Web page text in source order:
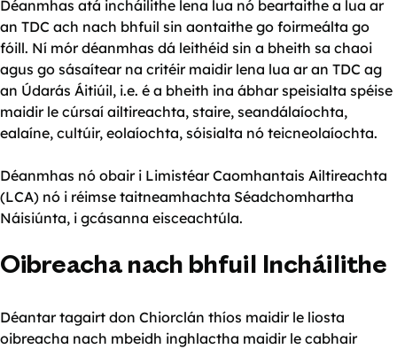
Déanmhas atá incháilithe lena lua nó beartaithe a lua ar
an TDC ach nach bhfuil sin aontaithe go foirmeálta go
fóill. Ní mór déanmhas dá leithéid sin a bheith sa chaoi
agus go sásaítear na critéir maidir lena lua ar an TDC ag
an Údarás Áitiúil, i.e. é a bheith ina ábhar speisialta spéise
maidir le cúrsaí ailtireachta, staire, seandálaíochta,
ealaíne, cultúir, eolaíochta, sóisialta nó teicneolaíochta.
Déanmhas nó obair i Limistéar Caomhantais Ailtireachta
(LCA) nó i réimse taitneamhachta Séadchomhartha
Náisiúnta, i gcásanna eisceachtúla.
Oibreacha nach bhfuil Incháilithe
Déantar tagairt don Chiorclán thíos maidir le liosta
oibreacha nach mbeidh inghlactha maidir le cabhair